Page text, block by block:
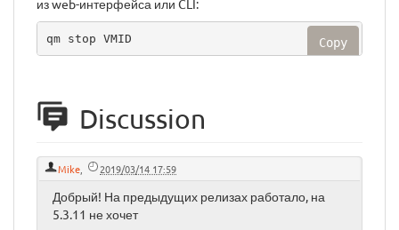
из web-интерфейса или CLI:
qm stop VMID Copy
Discussion
Mike, 2019/03/14 17:59
Добрый! На предыдущих релизах работало, на
5.3.11 не хочет